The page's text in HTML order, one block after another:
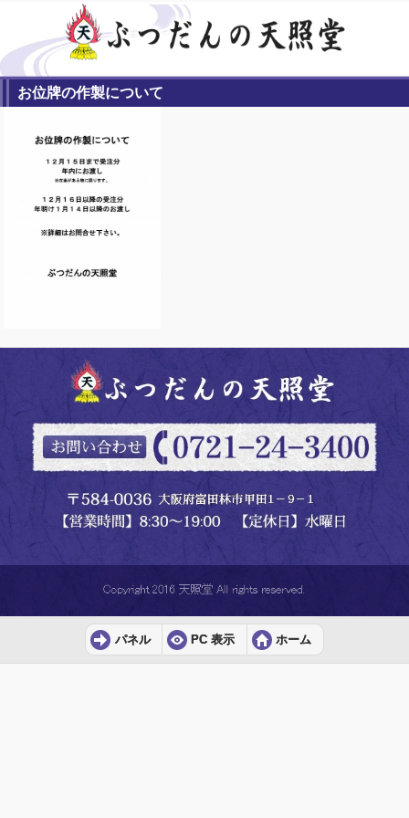
お位牌の作製について
パネル PC 表示 ホーム